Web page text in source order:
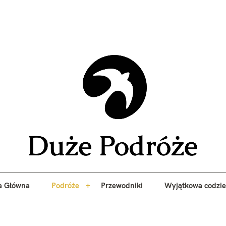
Duże
Główna Podróże Przewodniki Wyjątkowa